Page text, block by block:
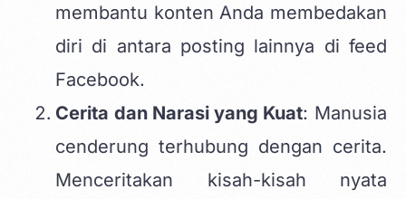
membantu konten Anda membedakan
diri di antara posting lainnya di feed
Facebook.
Cerita dan Narasi yang Kuat: Manusia
cenderung terhubung dengan cerita.
Menceritakan kisah-kisah nyata